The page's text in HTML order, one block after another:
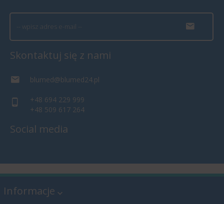
Skontaktuj się z nami
blumed@blumed24.pl
+48 694 229 999
+48 509 617 264
Social media
Informacje